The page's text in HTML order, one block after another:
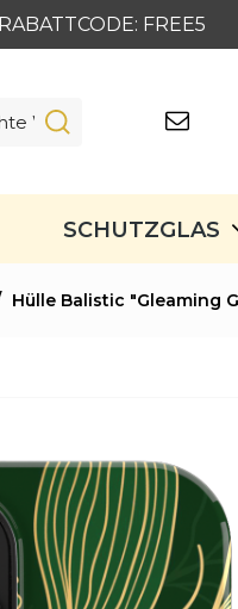
FREE5
SCHUTZGLAS
Hülle Balistic "Gleaming